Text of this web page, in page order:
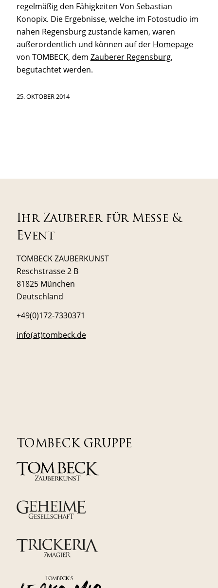
regelmäßig den Fähigkeiten Von Sebastian
Konopix. Die Ergebnisse, welche im Fotostudio im
nahen Regensburg zustande kamen, waren
außerordentlich und können auf der Homepage
von TOMBECK, dem Zauberer Regensburg,
begutachtet werden.
25. OKTOBER 2014
Ihr Zauberer für Messe &
Event
TOMBECK ZAUBERKUNST
Reschstrasse 2 B
81825 München
Deutschland
+49(0)172-7330371
info(at)tombeck.de
TOMBECK GRUPPE